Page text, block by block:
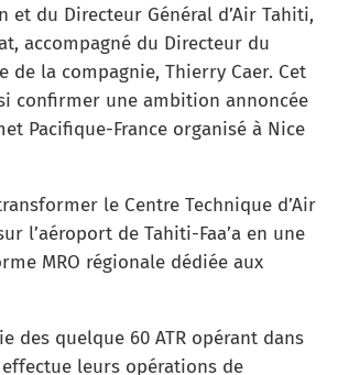
et du Directeur Général d’Air Tahiti,
accompagné du Directeur du
de la compagnie, Thierry Caer. Cet
confirmer une ambition annoncée
Pacifique-France organisé à Nice
le Centre Technique d’Air
l’aéroport de Tahiti-Faa’a en une
MRO régionale dédiée aux
des quelque 60 ATR opérant dans
leurs opérations de